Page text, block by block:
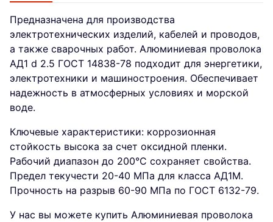
Предназначена для производства
электротехнических изделий, кабелей и проводов,
а также сварочных работ. Алюминиевая проволока
АД1 d 2.5 ГОСТ 14838-78 подходит для энергетики,
электротехники и машиностроения. Обеспечивает
надежность в атмосферных условиях и морской
воде.
Ключевые характеристики: коррозионная
стойкость высока за счет оксидной пленки.
Рабочий диапазон до 200°C сохраняет свойства.
Предел текучести 20-40 МПа для класса АД1М.
Прочность на разрыв 60-90 МПа по ГОСТ 6132-79.
У нас вы можете купить Алюминиевая проволока